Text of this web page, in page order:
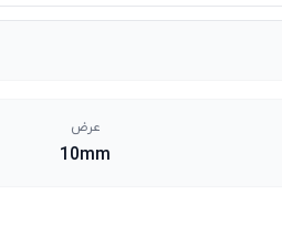
عرض
10mm